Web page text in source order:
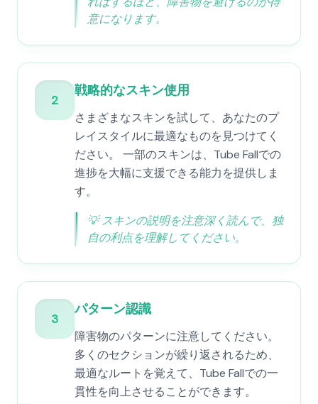
意になります。
2
戦略的なスキン使用
さまざまなスキンを試して、あなたのプ
レイスタイルに最適なものを見つけてく
ださい。 一部のスキンは、Tube Fallでの
進捗を大幅に支援できる能力を提供しま
す。
💡スキンの説明を注意深く読んで、独
自の利点を理解してください。
3
パターン認識
障害物のパターンに注意してください。
多くのセクションが繰り返されるため、
最適なルートを覚えて、Tube Fallでの一
貫性を向上させることができます。